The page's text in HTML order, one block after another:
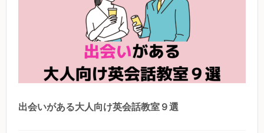
出会いがある大人向け英会話教室９選